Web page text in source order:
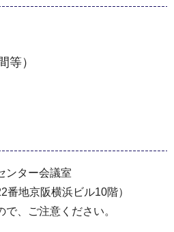
等）
ンター会議室
番地京阪横浜ビル10階）
、ご注意ください。